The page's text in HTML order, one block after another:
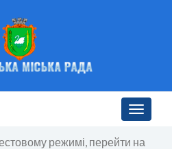
Toggle
режимі, перейти на